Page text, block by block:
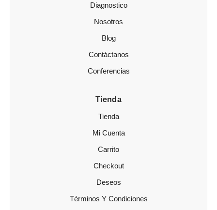
Diagnostico
Nosotros
Blog
Contáctanos
Conferencias
Tienda
Tienda
Mi Cuenta
Carrito
Checkout
Deseos
Términos Y Condiciones